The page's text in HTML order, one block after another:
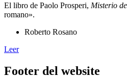
El libro de Paolo Prosperi, Misterio
romano».
Roberto Rosano
Leer
Footer del website